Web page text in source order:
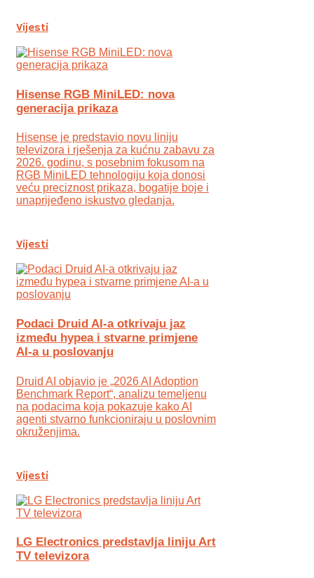
Vijesti
Hisense RGB MiniLED: nova
generacija prikaza
Hisense je predstavio novu liniju
televizora i rješenja za kućnu zabavu za
2026. godinu, s posebnim fokusom na
RGB MiniLED tehnologiju koja donosi
veću preciznost prikaza, bogatije boje i
unaprijeđeno iskustvo gledanja.
Vijesti
Podaci Druid AI-a otkrivaju jaz
između hypea i stvarne primjene
AI-a u poslovanju
Druid AI objavio je „2026 AI Adoption
Benchmark Report“, analizu temeljenu
na podacima koja pokazuje kako AI
agenti stvarno funkcioniraju u poslovnim
okruženjima.
Vijesti
LG Electronics predstavlja liniju Art
TV televizora